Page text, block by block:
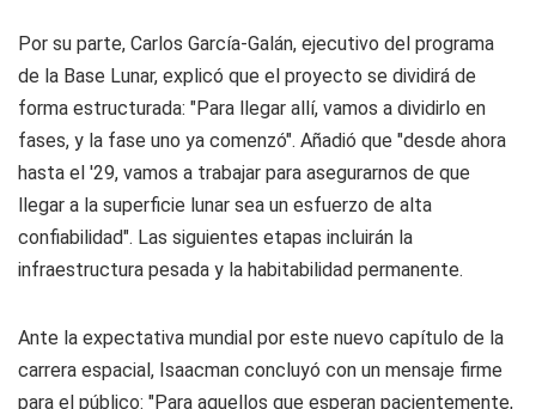
Por su parte, Carlos García-Galán, ejecutivo del programa
de la Base Lunar, explicó que el proyecto se dividirá de
forma estructurada: "Para llegar allí, vamos a dividirlo en
fases, y la fase uno ya comenzó". Añadió que "desde ahora
hasta el '29, vamos a trabajar para asegurarnos de que
llegar a la superficie lunar sea un esfuerzo de alta
confiabilidad". Las siguientes etapas incluirán la
infraestructura pesada y la habitabilidad permanente.
Ante la expectativa mundial por este nuevo capítulo de la
carrera espacial, Isaacman concluyó con un mensaje firme
para el público: "Para aquellos que esperan pacientemente,